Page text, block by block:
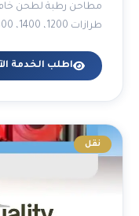
مطاحن رطبة لطحن خام
طرازات 1200، 1400، 1600 — طحن حتى 150 شبكة.
اطلب الخدمة
نقل